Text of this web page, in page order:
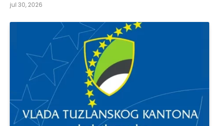
jul 30, 2026